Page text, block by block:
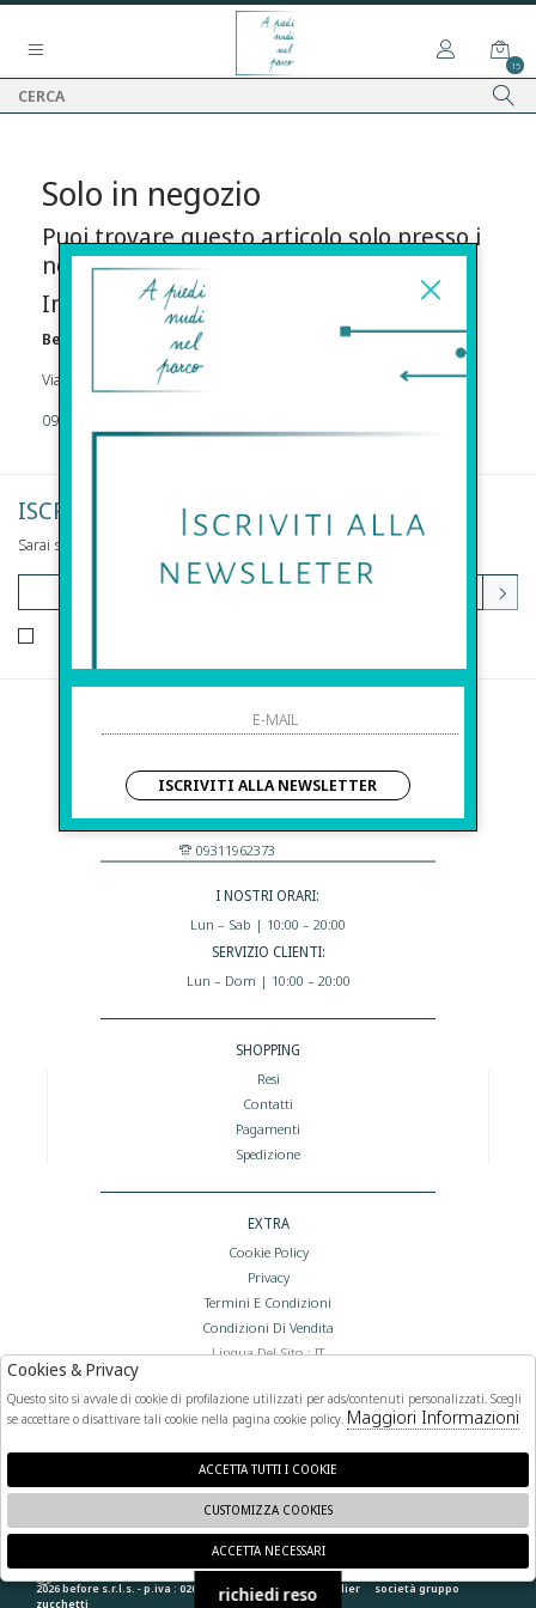
15
Solo in negozio
Puoi trovare questo articolo solo presso i
nostri punti vendita:
Info contatti
Before s.r.l.s.
Via Della Maestranza , 23 96100 Siracusa
09311962373
ISCRIVITI ALLA NEWSLETTER
Sarai sempre aggiornato su offerte e promozioni.
Before S.r.l.s.
Via Della Maestranza , 23
96100 Siracusa - Italia
Eshop@apiedinudinelparcoboutique.com
09311962373
I NOSTRI ORARI:
Lun – Sab | 10:00 – 20:00
SERVIZIO CLIENTI:
Lun – Dom | 10:00 – 20:00
SHOPPING
Resi
Contatti
Pagamenti
Spedizione
EXTRA
Cookie Policy
Privacy
Termini E Condizioni
Condizioni Di Vendita
Lingua Del Sito : IT
FOLLOW US
2026 before s.r.l.s. - p.iva : 02066400892 powered by atelier società gruppo
zucchetti
🍪
ISCRIVITI ALLA NEWSLETTER
richiedi reso
Cookies & Privacy
Questo sito si avvale di cookie di profilazione utilizzati per ads/contenuti personalizzati. Scegli
se accettare o disattivare tali cookie nella pagina cookie policy. Maggiori Informazioni
ACCETTA TUTTI I COOKIE
CUSTOMIZZA COOKIES
ACCETTA NECESSARI